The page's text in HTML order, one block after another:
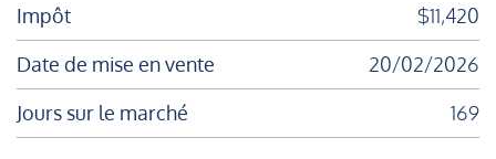
Impôt
$11,420
Date de mise en vente
20/02/2026
Jours sur le marché
169